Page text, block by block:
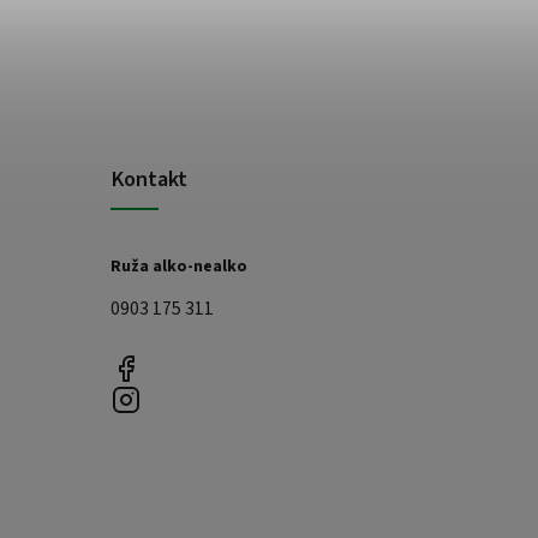
Kontakt
Ruža alko-nealko
0903 175 311